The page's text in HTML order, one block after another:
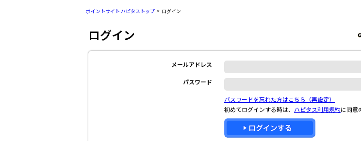
ポイントサイト ハピタストップ ログイン
ログイン
メールアドレス
パスワード
パスワードを忘れた方はこちら（再設定）
初めてログインする時は、 ハピタス利用規約に同意